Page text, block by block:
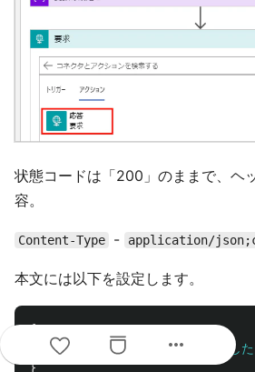
状態コードは「200」のままで、ヘ
容。
Content-Type - application/
本文には以下を設定します。
{
"result"
"結果は [出目] でし
}
more_horiz